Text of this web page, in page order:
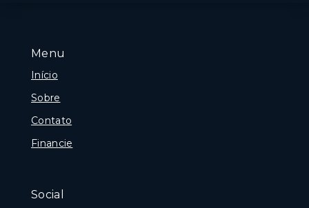
Menu
Início
Sobre
Contato
Financie
Social